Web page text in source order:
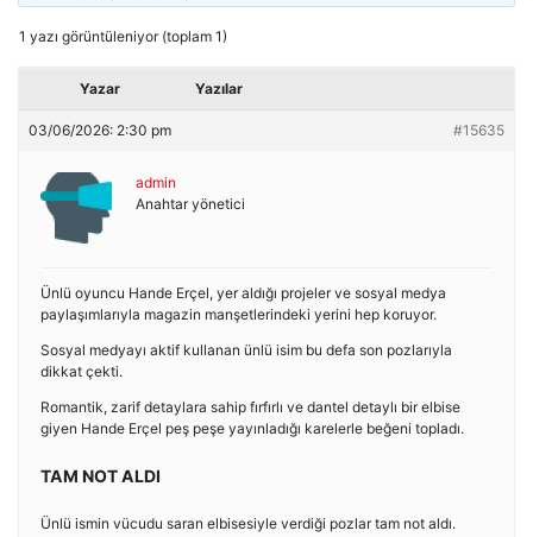
1 yazı görüntüleniyor (toplam 1)
Yazar Yazılar
03/06/2026: 2:30 pm #15635
admin
Anahtar yönetici
Ünlü oyuncu Hande Erçel, yer aldığı projeler ve sosyal medya
paylaşımlarıyla magazin manşetlerindeki yerini hep koruyor.
Sosyal medyayı aktif kullanan ünlü isim bu defa son pozlarıyla
dikkat çekti.
Romantik, zarif detaylara sahip fırfırlı ve dantel detaylı bir elbise
giyen Hande Erçel peş peşe yayınladığı karelerle beğeni topladı.
TAM NOT ALDI
Ünlü ismin vücudu saran elbisesiyle verdiği pozlar tam not aldı.